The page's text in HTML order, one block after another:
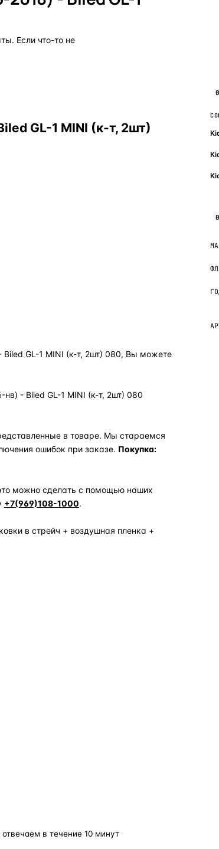
Если что-то не
GL-1 MINI (к-т, 2шт)
GL-1 MINI (к-т, 2шт) 080, Вы можете
- Biled GL-1 MINI (к-т, 2шт) 080
в товаре. Мы стараемся
ошибок при заказе. Покупка:
можно сделать с помощью наших
+7(969)108-1000.
в стрейч + воздушная пленка +
в течение 10 минут